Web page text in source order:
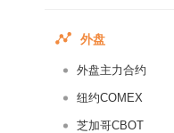
外盘
外盘主力合约
纽约COMEX
芝加哥CBOT